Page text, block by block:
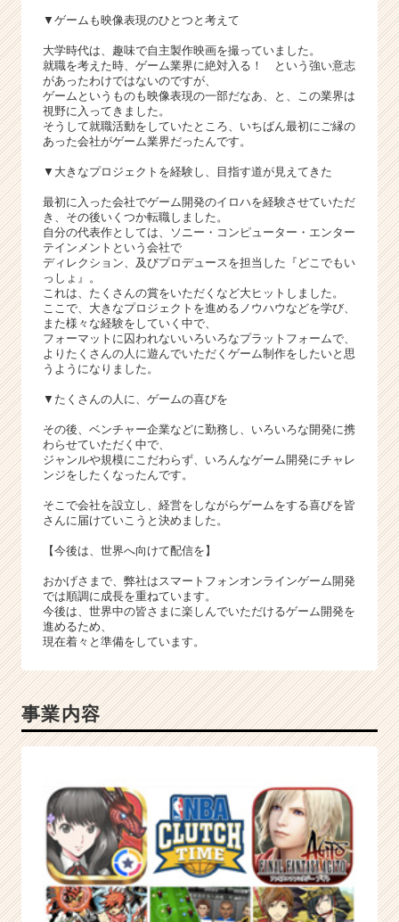
チ
ー・
成
長
企
業
ら
カ
ウ
ト
が
く
就
活
サ
イ
ト
ア
キ
ャ
ア
（C
h
e
r
C
a
▼ゲームも映像表現のひとつと考えて
大学時代は、趣味で自主製作映画を撮っていました。
就職を考えた時、ゲーム業界に絶対入る！ という強い意志
があったわけではないのですが、
ゲームというものも映像表現の一部だなあ、と、この業界は
視野に入ってきました。
そうして就職活動をしていたところ、いちばん最初にご縁の
あった会社がゲーム業界だったんです。
▼大きなプロジェクトを経験し、目指す道が見えてきた
最初に入った会社でゲーム開発のイロハを経験させていただ
き、その後いくつか転職しました。
自分の代表作としては、ソニー・コンピューター・エンター
テインメントという会社で
ディレクション、及びプロデュースを担当した『どこでもい
っしょ』。
これは、たくさんの賞をいただくなど大ヒットしました。
ここで、大きなプロジェクトを進めるノウハウなどを学び、
また様々な経験をしていく中で、
フォーマットに囚われないいろいろなプラットフォームで、
よりたくさんの人に遊んでいただくゲーム制作をしたいと思
うようになりました。
▼たくさんの人に、ゲームの喜びを
その後、ベンチャー企業などに勤務し、いろいろな開発に携
わらせていただく中で、
ジャンルや規模にこだわらず、いろんなゲーム開発にチャレ
ンジをしたくなったんです。
そこで会社を設立し、経営をしながらゲームをする喜びを皆
さんに届けていこうと決めました。
【今後は、世界へ向けて配信を】
おかげさまで、弊社はスマートフォンオンラインゲーム開発
では順調に成長を重ねています。
今後は、世界中の皆さまに楽しんでいただけるゲーム開発を
進めるため、
現在着々と準備をしています。
事業内容